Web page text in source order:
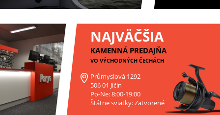
NAJVÄČŠIA
KAMENNÁ PREDAJŇA
VO VÝCHODNÝCH ČECHÁCH
Průmyslová 1292
506 01 Jičín
Po-Ne: 8:00-19:00
Štátne sviatky: Zatvorené